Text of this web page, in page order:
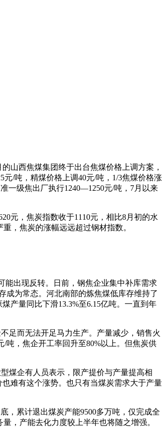
山西焦煤集团终于出台焦煤价格上调方案，
/吨，精煤价格上调40元/吨，1/3焦煤价格涨
一级焦出厂执行1240—1250元/吨，7月以来
元，焦炭指数收于1110元，相比8月初的水
，焦炭的涨幅远远超过钢材指数。
能出现反转。日前，钢焦企业集中补库需求
成为常态。河北南部的炼焦煤低库存维持了
产量同比下滑13.3%至6.15亿吨。一直到年
足而无法开足马力生产。产量减少，销售火
吨，焦企开工率回升至80%以上。但焦炭供
煤企有人员表示，限产提价与产量提高相
难有这个涨势。也只有当煤炭需求大于产量
，累计退出煤炭产能9500多万吨，仅完成全
，产能去化力度较上半年也将随之增强。